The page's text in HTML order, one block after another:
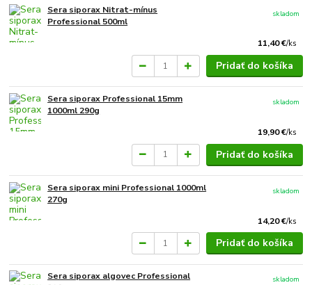
Sera siporax Nitrat-mínus
Professional 500ml
11,40 €/ks
skladom
Pridať do košíka
Sera siporax Professional 15mm
1000ml 290g
19,90 €/ks
skladom
Pridať do košíka
Sera siporax mini Professional 1000ml
270g
14,20 €/ks
skladom
Pridať do košíka
Sera siporax algovec Professional
skladom